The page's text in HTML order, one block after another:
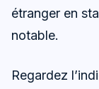
étranger en
notable.
Regardez